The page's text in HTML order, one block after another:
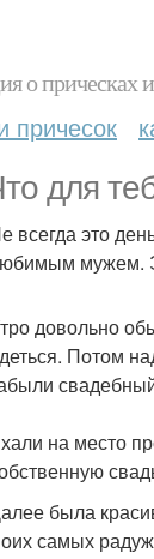
о прическах
причесок
для
всегда это
мужем.
довольно
Потом
на место
была
самых